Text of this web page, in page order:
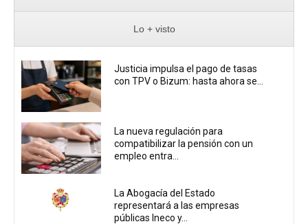
Lo + visto
Justicia impulsa el pago de tasas
con TPV o Bizum: hasta ahora se...
La nueva regulación para
compatibilizar la pensión con un
empleo entra...
La Abogacía del Estado
representará a las empresas
públicas Ineco y...